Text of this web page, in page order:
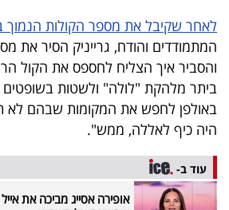
לאחר שקיבל את מספר הקולות הנמוך
המתמודדים והודח, גרייניק הסיר את
והסביר איך הצליח לחספס את הקול
ביתר מלהקת "לולה" ולשטות בשופטים
באולפן לחפש את המקומות שבהם לא
היה כיף לאללה, ממש".
עוד ב-
אופירה אסייג מביכה את